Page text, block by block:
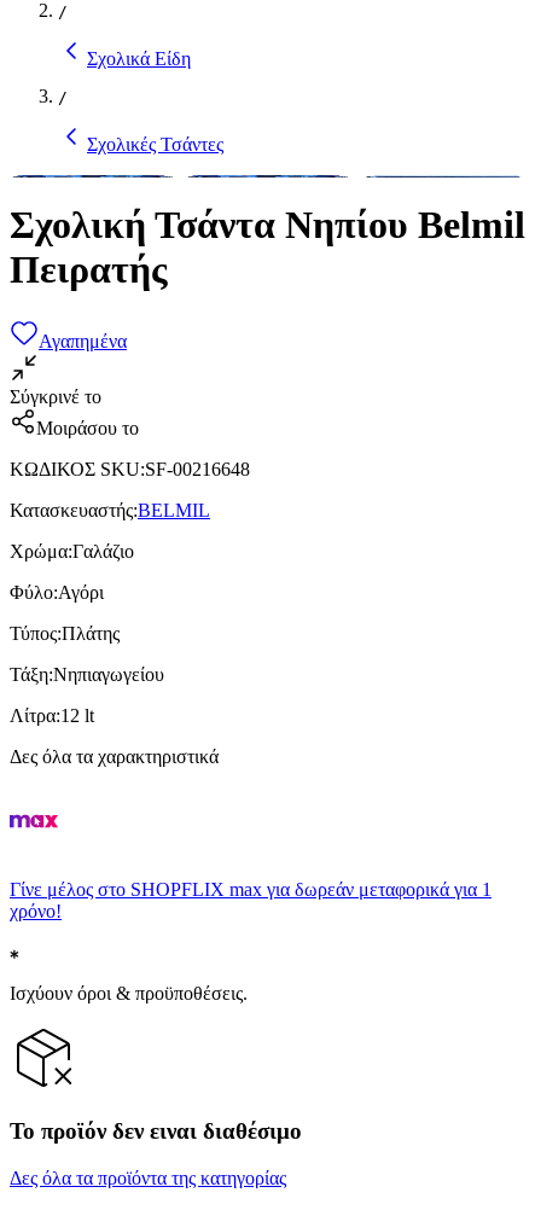
/
Σχολικά Είδη
/
Σχολικές Τσάντες
Σχολική Τσάντα Νηπίου Belmil
Πειρατής
Αγαπημένα
Σύγκρινέ το
Μοιράσου το
ΚΩΔΙΚΟΣ SKU:SF-00216648
Κατασκευαστής:BELMIL
Χρώμα:Γαλάζιο
Φύλο:Αγόρι
Τύπος:Πλάτης
Τάξη:Νηπιαγωγείου
Λίτρα:12 lt
Δες όλα τα χαρακτηριστικά
Γίνε μέλος στο SHOPFLIX max για δωρεάν μεταφορικά για 1
χρόνο!
Ισχύουν όροι & προϋποθέσεις.
Το προϊόν δεν ειναι διαθέσιμο
Δες όλα τα προϊόντα της κατηγορίας